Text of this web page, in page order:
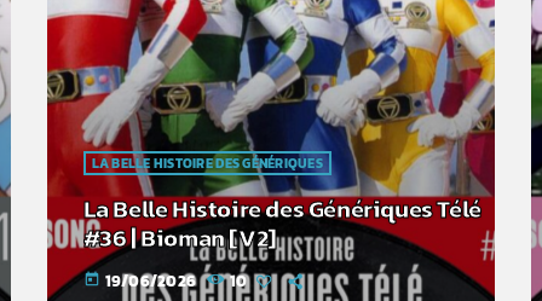
LA BELLE HISTOIRE DES GÉNÉRIQUES
La Belle Histoire des Génériques Télé
#36 | Bioman [V2]
today 19/06/2026 10